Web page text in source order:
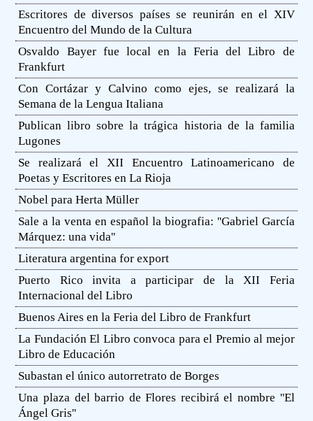
Escritores de diversos países se reunirán en el XIV
Encuentro del Mundo de la Cultura
Osvaldo Bayer fue local en la Feria del Libro de
Frankfurt
Con Cortázar y Calvino como ejes, se realizará la
Semana de la Lengua Italiana
Publican libro sobre la trágica historia de la familia
Lugones
Se realizará el XII Encuentro Latinoamericano de
Poetas y Escritores en La Rioja
Nobel para Herta Müller
Sale a la venta en español la biografia: ''Gabriel García
Márquez: una vida''
Literatura argentina for export
Puerto Rico invita a participar de la XII Feria
Internacional del Libro
Buenos Aires en la Feria del Libro de Frankfurt
La Fundación El Libro convoca para el Premio al mejor
Libro de Educación
Subastan el único autorretrato de Borges
Una plaza del barrio de Flores recibirá el nombre ''El
Ángel Gris''